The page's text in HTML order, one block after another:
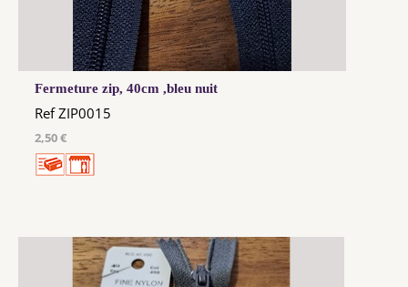
Fermeture zip, 40cm ,bleu nuit
Ref ZIP0015
2,50 €